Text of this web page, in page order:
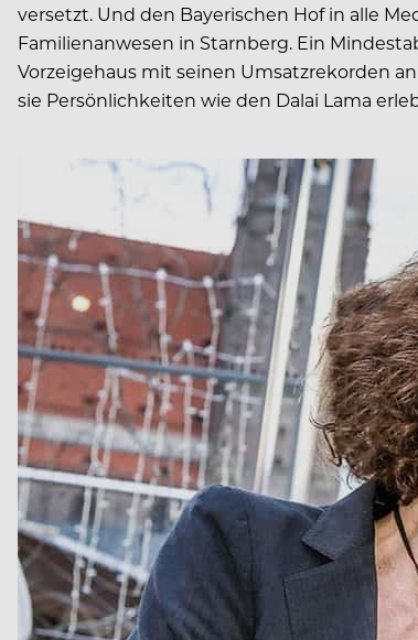
versetzt. Und den Bayerischen Hof in alle
Familienanwesen in Starnberg. Ein
Vorzeigehaus mit seinen Umsatzrekorden
sie Persönlichkeiten wie den Dalai Lama